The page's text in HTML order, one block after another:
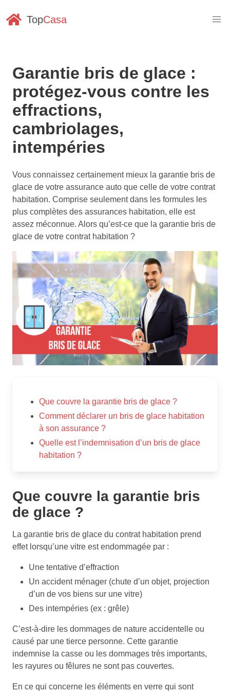
TopCasa
Garantie bris de glace :
protégez-vous contre les
effractions,
cambriolages,
intempéries
Vous connaissez certainement mieux la garantie bris de
glace de votre assurance auto que celle de votre contrat
habitation. Comprise seulement dans les formules les
plus complètes des assurances habitation, elle est
assez méconnue. Alors qu’est-ce que la garantie bris de
glace de votre contrat habitation ?
Que couvre la garantie bris de glace ?
Comment déclarer un bris de glace habitation
à son assurance ?
Quelle est l’indemnisation d’un bris de glace
habitation ?
Que couvre la garantie bris
de glace ?
La garantie bris de glace du contrat habitation prend
effet lorsqu’une vitre est endommagée par :
Une tentative d’effraction
Un accident ménager (chute d’un objet, projection
d’un de vos biens sur une vitre)
Des intempéries (ex : grêle)
C’est-à-dire les dommages de nature accidentelle ou
causé par une tierce personne. Cette garantie
indemnise la casse ou les dommages très importants,
les rayures ou fêlures ne sont pas couvertes.
En ce qui concerne les éléments en verre qui sont